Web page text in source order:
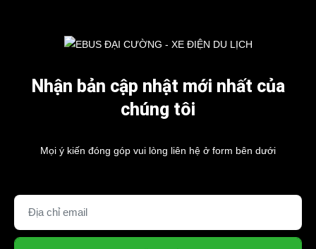
Nhận bản cập nhật mới nhất của
chúng tôi
Mọi ý kiến đóng góp vui lòng liên hệ ở form bên dưới